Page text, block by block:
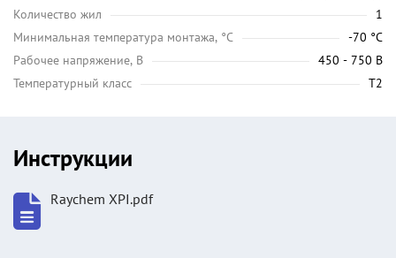
Количество жил
1
Минимальная температура монтажа, °C
-70 °C
Рабочее напряжение, В
450 - 750 В
Температурный класс
Т2
Инструкции
Raychem XPI.pdf